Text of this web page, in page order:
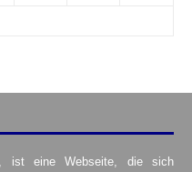
ist eine Webseite, die sich